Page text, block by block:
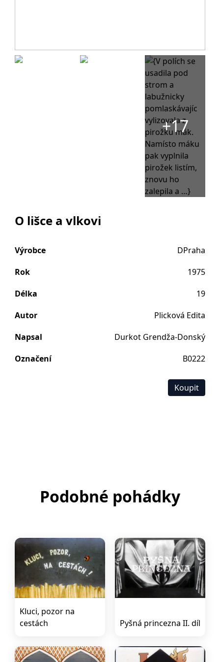
+17
O lišce a vlkovi
Výrobce
DPraha
Rok
1975
Délka
19
Autor
Plicková Edita
Napsal
Durkot Grendža-Donský
Označení
B0222
Koupit
Podobné pohádky
Kluci, pozor na
cestách
Pyšná princezna II. díl